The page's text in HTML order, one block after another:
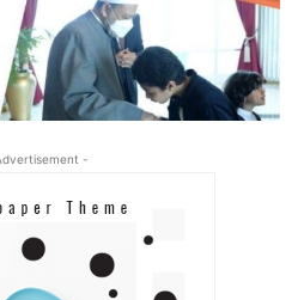
- Advertisement -